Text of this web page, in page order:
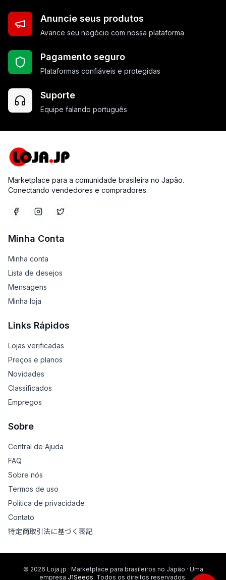
Anuncie seus produtos
Avance seu negócio com nossa plataforma
Pagamento seguro
Plataformas confiáveis e protegidas
Suporte
Equipe falando português
Marketplace para a comunidade brasileira no Japão.
Conectando vendedores e compradores.
Minha Conta
Minha conta
Lista de desejos
Mensagens
Minha loja
Links Rápidos
Lojas verificadas
Preços e planos
Novidades
Classificados
Empregos
Sobre
Central de Ajuda
FAQ
Sobre nós
Termos de uso
Política de privacidade
Contato
特定商取引法に基づく表記
© 2026 Loja.jp · Marketplace para brasileiros no Japão · Uma
empresa J1Seeds. Todos os direitos reservados.